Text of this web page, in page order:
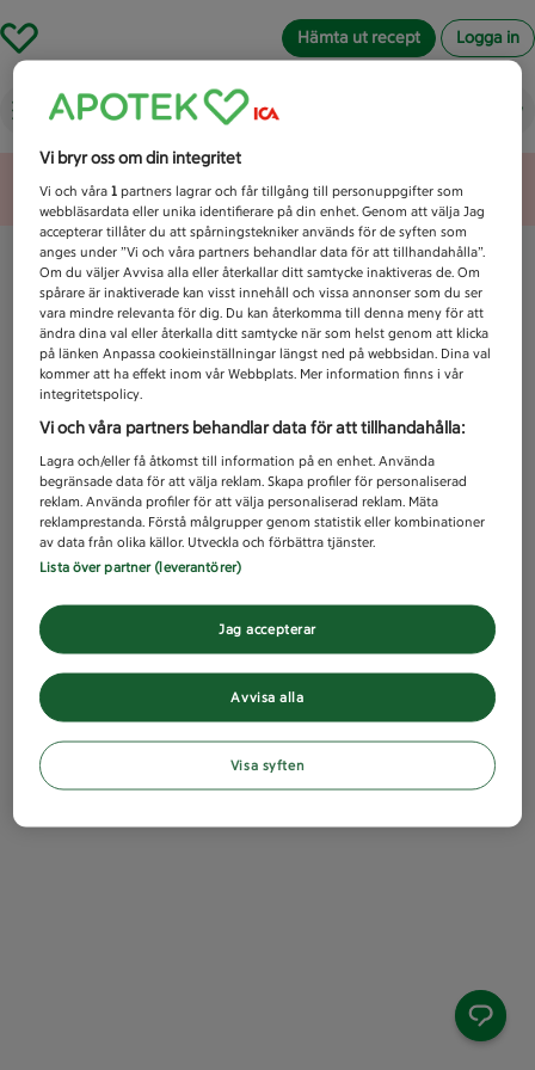
Hämta ut recept Logga in
Vad letar du efter idag?
Unknown error
Vi bryr oss om din integritet
Vi och våra1 partners lagrar och får tillgång till personuppgifter som
webbläsardata eller unika identifierare på din enhet. Genom att välja Jag
accepterar tillåter du att spårningstekniker används för de syften som
anges under ”Vi och våra partners behandlar data för att tillhandahålla”.
Om du väljer Avvisa alla eller återkallar ditt samtycke inaktiveras de. Om
spårare är inaktiverade kan visst innehåll och vissa annonser som du ser
vara mindre relevanta för dig. Du kan återkomma till denna meny för att
ändra dina val eller återkalla ditt samtycke när som helst genom att klicka
på länken Anpassa cookieinställningar längst ned på webbsidan. Dina val
kommer att ha effekt inom vår Webbplats. Mer information finns i vår
integritetspolicy.
Vi och våra partners behandlar data för att tillhandahålla:
Lagra och/eller få åtkomst till information på en enhet. Använda
begränsade data för att välja reklam. Skapa profiler för personaliserad
reklam. Använda profiler för att välja personaliserad reklam. Mäta
reklamprestanda. Förstå målgrupper genom statistik eller kombinationer
av data från olika källor. Utveckla och förbättra tjänster.
Lista över partner (leverantörer)
Avvisa alla
Jag accepterar
Visa syften